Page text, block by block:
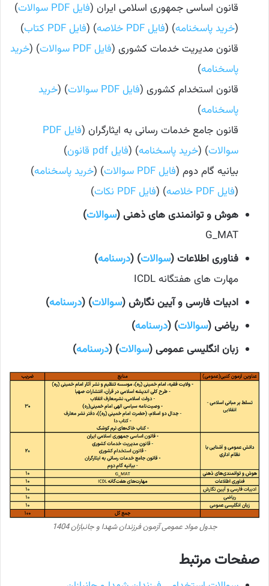
قانون اساسی جمهوری اسلامی ایران (فایل PDF سوالات
)
(خرید پاسخنامه) (فایل PDF خلاصه ) (فایل PDF کتاب
)
قانون مدیریت خدمات کشوری (فایل PDF سوالات ) (خرید
پاسخنامه)
قانون استخدام کشوری (فایل PDF سوالات ) (خرید
پاسخنامه)
قانون جامع خدمات رسانی به ایثارگران (
فایل PDF
سوالات) (خرید پاسخنامه) (فایل pdf قانون
)
بیانیه گام دوم (فایل PDF سوالات ) (خرید پاسخنامه)
(فایل PDF خلاصه ) (فایل PDF نکات
)
هوش و توانمندی های ذهنی (سوالات)
G_MAT
فناوری اطلاعات (سوالات) (درسنامه)
مهارت های هفتگانه ICDL
ادبیات فارسی و آیین نگارش (سوالات) (درسنامه)
ریاضی (سوالات) (درسنامه)
زبان انگلیسی عمومی (سوالات) (درسنامه)
جدول مواد عمومی آزمون فرزندان شهدا و جانبازان 1404
صفحات مرتبط